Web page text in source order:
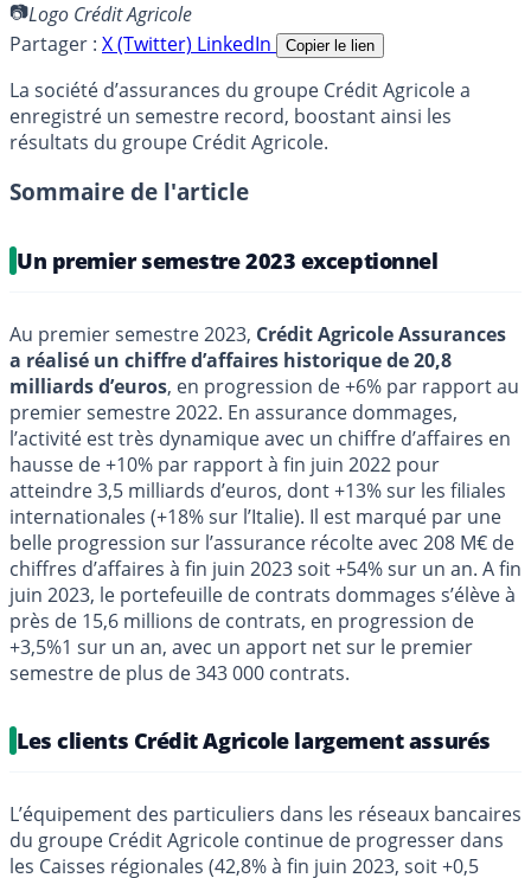
Logo Crédit Agricole
Partager : X (Twitter) LinkedIn Copier le lien
La société d’assurances du groupe Crédit Agricole a
enregistré un semestre record, boostant ainsi les
résultats du groupe Crédit Agricole.
Sommaire de l'article
Un premier semestre 2023 exceptionnel
Au premier semestre 2023, Crédit Agricole Assurances
a réalisé un chiffre d’affaires historique de 20,8
milliards d’euros, en progression de +6% par rapport au
premier semestre 2022. En assurance dommages,
l’activité est très dynamique avec un chiffre d’affaires en
hausse de +10% par rapport à fin juin 2022 pour
atteindre 3,5 milliards d’euros, dont +13% sur les filiales
internationales (+18% sur l’Italie). Il est marqué par une
belle progression sur l’assurance récolte avec 208 M€ de
chiffres d’affaires à fin juin 2023 soit +54% sur un an. A fin
juin 2023, le portefeuille de contrats dommages s’élève à
près de 15,6 millions de contrats, en progression de
+3,5%1 sur un an, avec un apport net sur le premier
semestre de plus de 343 000 contrats.
Les clients Crédit Agricole largement assurés
L’équipement des particuliers dans les réseaux bancaires
du groupe Crédit Agricole continue de progresser dans
les Caisses régionales (42,8% à fin juin 2023, soit +0,5